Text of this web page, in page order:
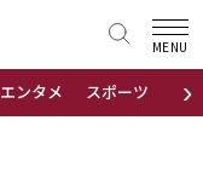
›
エンタメ スポーツ 地域
MENU